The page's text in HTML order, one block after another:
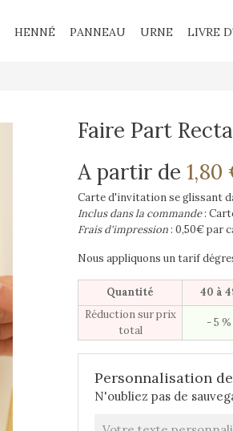
HENNÉ PANNEAU URNE LIVRE
Faire Part
A partir de 1,80
Carte d'invitation se glissant
Inclus dans la commande:
Frais d'impression: 0,50€ par
Nous appliquons un tarif
Quantité
40 à
Réduction sur prix
total
- 5 %
Personnalisation
N'oubliez pas de